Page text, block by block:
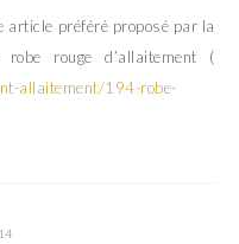
article préféré proposé par la
rouge d’allaitement (
allaitement/194-robe-